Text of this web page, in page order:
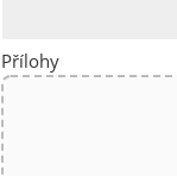
Přílohy